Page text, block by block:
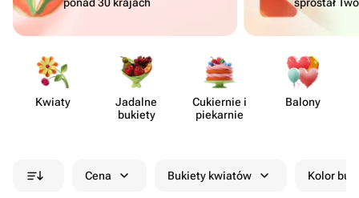
Kwiaty
Jadalne
bukiety
Cukiernie i
piekarnie
Balony
Cena Bukiety kwiatów Kolor